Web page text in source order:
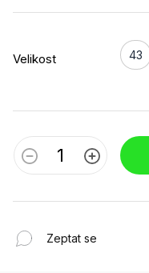
Velikost 43
Zeptat se